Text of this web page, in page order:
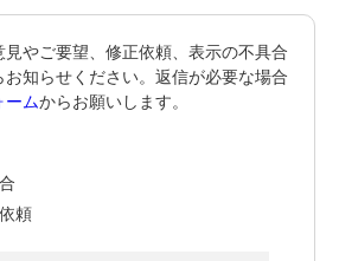
やご要望、修正依頼、表示の不具合
知らせください。返信が必要な場合
ームからお願いします。
頼